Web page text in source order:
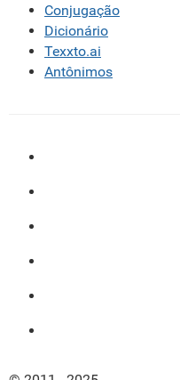
Conjugação
Dicionário
Texxto.ai
Antônimos